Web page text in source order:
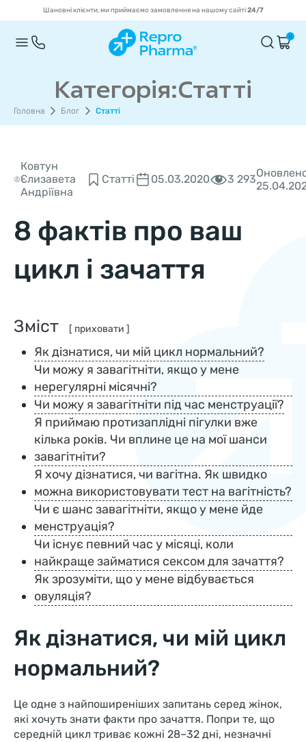
Шановні клієнти, ми приймаємо замовлення на нашому сайті24/7
0
Головна Блог Статті
Категорія:Статті
Ковтун
Єлизавета
Андріївна
Статті 05.03.2020 3 293
8 фактів про ваш
цикл і зачаття
Зміст [ приховати ]
Як дізнатися, чи мій цикл нормальний?
Чи можу я завагітніти, якщо у мене
нерегулярні місячні?
Чи можу я завагітніти під час менструації?
Я приймаю протизаплідні пігулки вже
кілька років. Чи вплине це на мої шанси
завагітніти?
Я хочу дізнатися, чи вагітна. Як швидко
можна використовувати тест на вагітність?
Чи є шанс завагітніти, якщо у мене йде
менструація?
Чи існує певний час у місяці, коли
найкраще займатися сексом для зачаття?
Як зрозуміти, що у мене відбувається
овуляція?
Як дізнатися, чи мій цикл
нормальний?
Це одне з найпоширеніших запитань серед жінок,
які хочуть знати факти про зачаття. Попри те, що
середній цикл триває кожні 28–32 дні, незначні